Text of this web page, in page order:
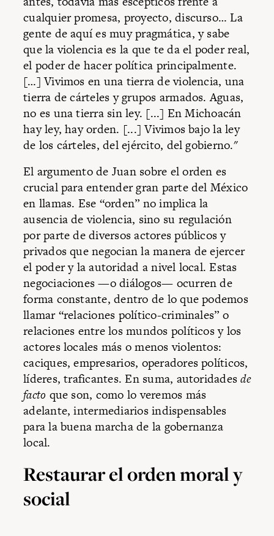
cualquier promesa, proyecto, discurso… La
gente de aquí es muy pragmática, y sabe
que la violencia es la que te da el poder real,
el poder de hacer política principalmente.
[…] Vivimos en una tierra de violencia, una
tierra de cárteles y grupos armados. Aguas,
no es una tierra sin ley. [...] En Michoacán
hay ley, hay orden. [...] Vivimos bajo la ley
de los cárteles, del ejército, del gobierno."
El argumento de Juan sobre el orden es
crucial para entender gran parte del México
en llamas. Ese “orden” no implica la
ausencia de violencia, sino su regulación
por parte de diversos actores públicos y
privados que negocian la manera de ejercer
el poder y la autoridad a nivel local. Estas
negociaciones —o diálogos— ocurren de
forma constante, dentro de lo que podemos
llamar “relaciones político-criminales” o
relaciones entre los mundos políticos y los
actores locales más o menos violentos:
caciques, empresarios, operadores políticos,
líderes, traficantes. En suma, autoridadesde
facto que son, como lo veremos más
adelante, intermediarios indispensables
para la buena marcha de la gobernanza
local.
Restaurar el orden moral y
social